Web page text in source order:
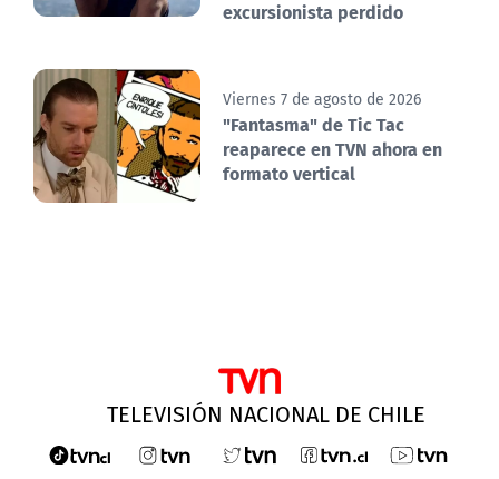
excursionista perdido
Viernes 7 de agosto de 2026
"Fantasma" de Tic Tac
reaparece en TVN ahora en
formato vertical
TELEVISIÓN NACIONAL DE CHILE